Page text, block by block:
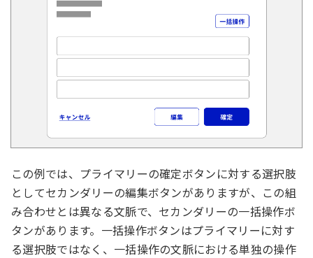
この例では、プライマリーの確定ボタンに対する選択肢
としてセカンダリーの編集ボタンがありますが、この組
み合わせとは異なる文脈で、セカンダリーの一括操作ボ
タンがあります。一括操作ボタンはプライマリーに対す
る選択肢ではなく、一括操作の文脈における単独の操作